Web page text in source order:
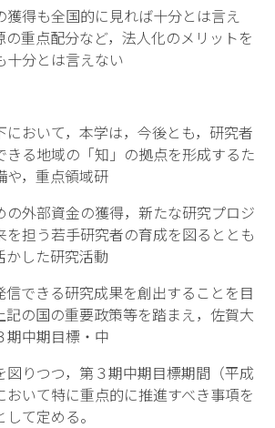
獲得も全国的に見れば十分とは言え
重点配分など，法人化のメリットを
十分とは言えない
おいて，本学は，今後とも，研究者
きる地域の「知」の拠点を形成するた
や，重点領域研
の外部資金の獲得，新たな研究プロジ
を担う若手研究者の育成を図るととも
かした研究活動
信できる研究成果を創出することを目
記の国の重要政策等を踏まえ，佐賀大
期中期目標・中
図りつつ，第３期中期目標期間（平成
おいて特に重点的に推進すべき事項を
して定める。